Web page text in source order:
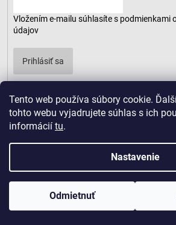
Tento web používa súbory cookie.
tohto webu vyjadrujete súhlas s ich
informácií tu.
Nastavenie
Odmietnuť
Vložením e-mailu súhlasíte s podmienkami
údajov
Prihlásiť sa
D2solutions
Copyright 2026 . Všetky